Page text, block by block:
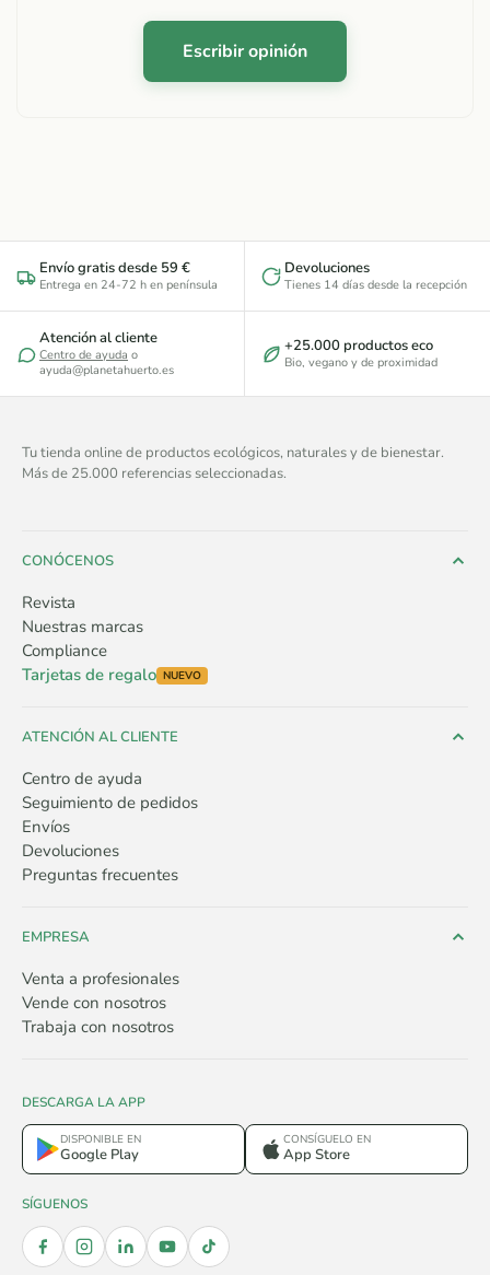
Escribir opinión
Envío gratis desde 59 €
Entrega en 24-72 h en península
Devoluciones
Tienes 14 días desde la recepción
Atención al cliente
Centro de ayuda o
ayuda@planetahuerto.es
+25.000 productos eco
Bio, vegano y de proximidad
Tu tienda online de productos ecológicos, naturales y de bienestar.
Más de 25.000 referencias seleccionadas.
CONÓCENOS
Revista
Nuestras marcas
Compliance
Tarjetas de regalo NUEVO
ATENCIÓN AL CLIENTE
Centro de ayuda
Seguimiento de pedidos
Envíos
Devoluciones
Preguntas frecuentes
EMPRESA
Venta a profesionales
Vende con nosotros
Trabaja con nosotros
DESCARGA LA APP
DISPONIBLE EN
Google Play
CONSÍGUELO EN
App Store
SÍGUENOS